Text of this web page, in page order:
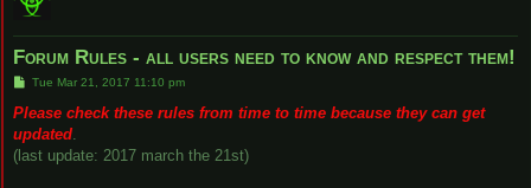
Forum Rules - all users need to know and respect them!
P
s
Tue Mar 21, 2017 11:10 pm
Please check these rules from time to time because they can get
updated.
(last update: 2017 march the 21st)